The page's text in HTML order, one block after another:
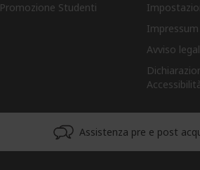
Promozione Studenti
Impressum
Avviso
Assistenza pre e post